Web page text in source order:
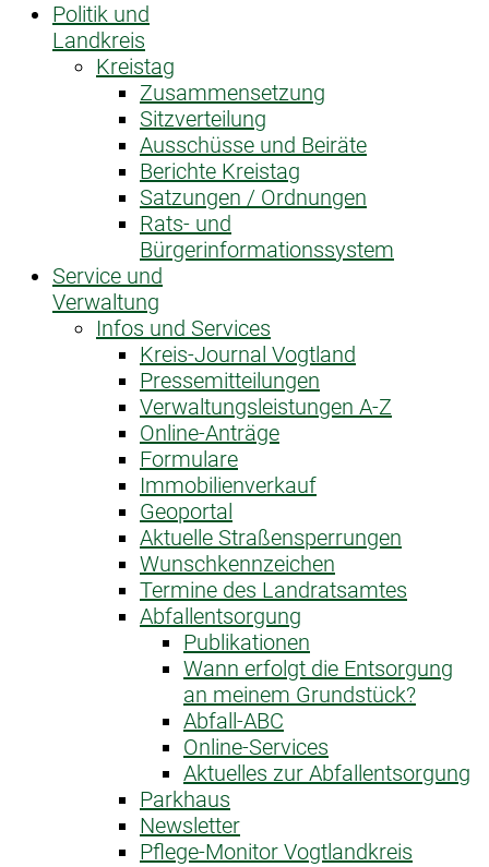
Politik und
Landkreis
Kreistag
Zusammensetzung
Sitzverteilung
Ausschüsse und Beiräte
Berichte Kreistag
Satzungen / Ordnungen
Rats- und
Bürgerinformationssystem
Service und
Verwaltung
Infos und Services
Kreis-Journal Vogtland
Pressemitteilungen
Verwaltungsleistungen A-Z
Online-Anträge
Formulare
Immobilienverkauf
Geoportal
Aktuelle Straßensperrungen
Wunschkennzeichen
Termine des Landratsamtes
Abfallentsorgung
Publikationen
Wann erfolgt die Entsorgung
an meinem Grundstück?
Abfall-ABC
Online-Services
Aktuelles zur Abfallentsorgung
Parkhaus
Newsletter
Pflege-Monitor Vogtlandkreis